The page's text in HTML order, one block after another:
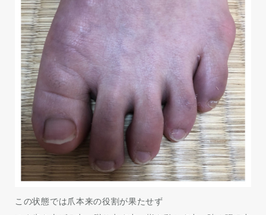
この状態では爪本来の役割が果たせず